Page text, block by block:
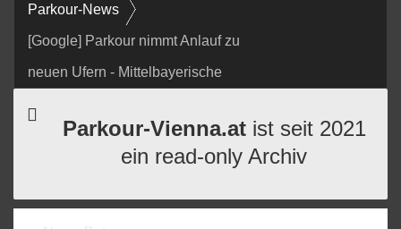
Parkour-News
[Google] Parkour nimmt Anlauf zu
neuen Ufern - Mittelbayerische
Parkour-Vienna.atist seit 2021
ein read-only Archiv